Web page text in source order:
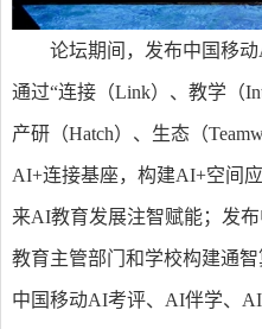
论坛期间，发布中国移
通过“连接（Link）、教学（
产研（Hatch）、生态（
AI+连接基座，构建AI+空间
来AI教育发展注智赋能；发
教育主管部门和学校构建通
中国移动AI考评、AI伴学、